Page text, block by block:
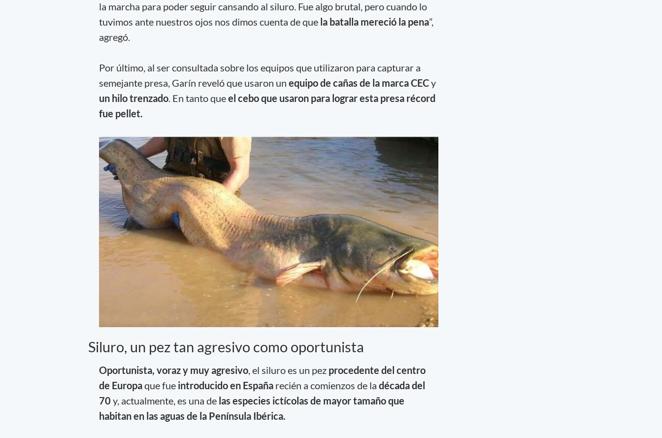
la marcha para poder seguir cansando al siluro. Fue algo brutal, pero cuando lo
tuvimos ante nuestros ojos nos dimos cuenta de que la batalla mereció la pena”,
agregó.
Por último, al ser consultada sobre los equipos que utilizaron para capturar a
semejante presa, Garín reveló que usaron un equipo de cañas de la marca CECy
un hilo trenzado. En tanto queel cebo que usaron para lograr esta presa récord
fue pellet.
Siluro, un pez tan agresivo como oportunista
Oportunista, voraz y muy agresivo, el siluro es un pez procedente del centro
de Europaque fue introducido en Españarecién a comienzos de la década del
70 y, actualmente, es una de las especies ictícolas de mayor tamaño que
habitan en las aguas de la Península Ibérica.